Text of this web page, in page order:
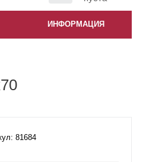
ИНФОРМАЦИЯ
81684